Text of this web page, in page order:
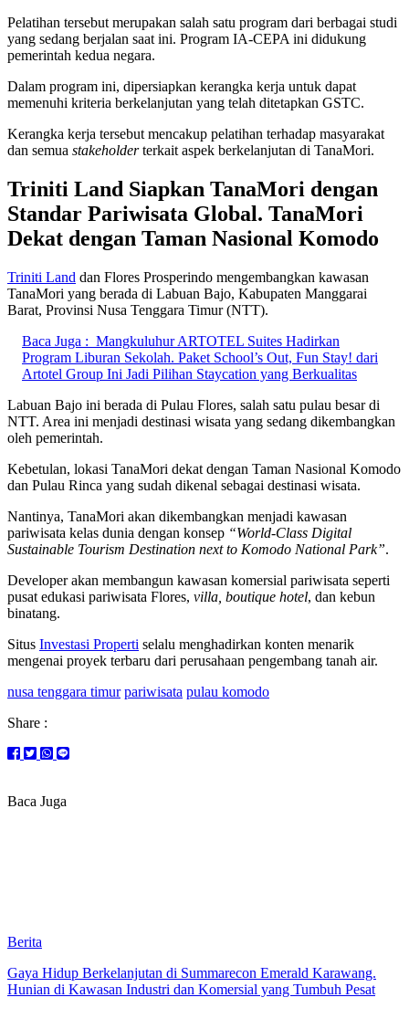
Pelatihan tersebut merupakan salah satu program dari berbagai studi
yang sedang berjalan saat ini. Program IA-CEPA ini didukung
pemerintah kedua negara.
Dalam program ini, dipersiapkan kerangka kerja untuk dapat
memenuhi kriteria berkelanjutan yang telah ditetapkan GSTC.
Kerangka kerja tersebut mencakup pelatihan terhadap masyarakat
dan semua stakeholderterkait aspek berkelanjutan di TanaMori.
Triniti Land Siapkan TanaMori dengan
Standar Pariwisata Global. TanaMori
Dekat dengan Taman Nasional Komodo
Triniti Land dan Flores Prosperindo mengembangkan kawasan
TanaMori yang berada di Labuan Bajo, Kabupaten Manggarai
Barat, Provinsi Nusa Tenggara Timur (NTT).
Baca Juga : Mangkuluhur ARTOTEL Suites Hadirkan
Program Liburan Sekolah. Paket School’s Out, Fun Stay! dari
Artotel Group Ini Jadi Pilihan Staycation yang Berkualitas
Labuan Bajo ini berada di Pulau Flores, salah satu pulau besar di
NTT. Area ini menjadi destinasi wisata yang sedang dikembangkan
oleh pemerintah.
Kebetulan, lokasi TanaMori dekat dengan Taman Nasional Komodo
dan Pulau Rinca yang sudah dikenal sebagai destinasi wisata.
Nantinya, TanaMori akan dikembangkan menjadi kawasan
pariwisata kelas dunia dengan konsep “World-Class Digital
Sustainable Tourism Destination next to Komodo National Park”.
Developer akan membangun kawasan komersial pariwisata seperti
pusat edukasi pariwisata Flores, villa, boutique hotel, dan kebun
binatang.
Situs Investasi Properti selalu menghadirkan konten menarik
mengenai proyek terbaru dari perusahaan pengembang tanah air.
nusa tenggara timur pariwisata pulau komodo
Share :
Baca Juga
Berita
Gaya Hidup Berkelanjutan di Summarecon Emerald Karawang.
Hunian di Kawasan Industri dan Komersial yang Tumbuh Pesat